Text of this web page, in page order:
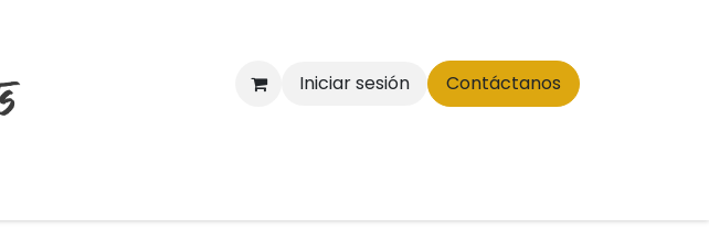
Iniciar sesión Contáctanos